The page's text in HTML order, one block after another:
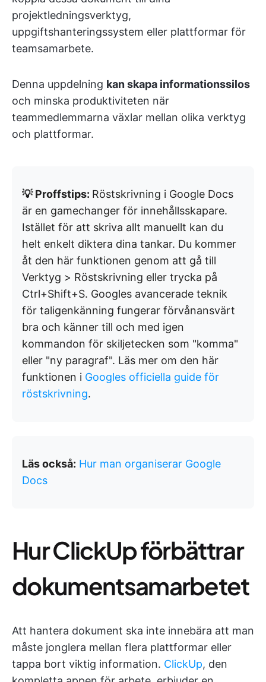
projektledningsverktyg,
uppgiftshanteringssystem eller plattformar för
teamsamarbete.
Denna uppdelning kan skapa informationssilos
och minska produktiviteten när
teammedlemmarna växlar mellan olika verktyg
och plattformar.
💡 Proffstips: Röstskrivning i Google Docs
är en gamechanger för innehållsskapare.
Istället för att skriva allt manuellt kan du
helt enkelt diktera dina tankar. Du kommer
åt den här funktionen genom att gå till
Verktyg > Röstskrivning eller trycka på
Ctrl+Shift+S. Googles avancerade teknik
för taligenkänning fungerar förvånansvärt
bra och känner till och med igen
kommandon för skiljetecken som "komma"
eller "ny paragraf". Läs mer om den här
funktionen i Googles officiella guide för
röstskrivning.
Läs också: Hur man organiserar Google
Docs
Hur ClickUp förbättrar
dokumentsamarbetet
Att hantera dokument ska inte innebära att man
måste jonglera mellan flera plattformar eller
tappa bort viktig information. ClickUp, den